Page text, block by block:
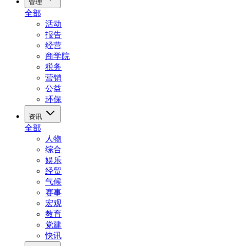
管理
全部
活动
报告
经营
商学院
税务
营销
公益
环保
资讯
全部
人物
综合
娱乐
经贸
气候
赛事
宏观
教育
党建
快讯